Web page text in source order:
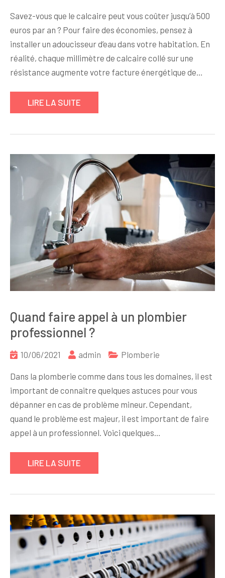
Savez-vous que le calcaire peut vous coûter jusqu’à 500
euros par an ? Pour faire des économies, pensez à
installer un adoucisseur d’eau dans votre habitation. En
réalité, chaque millimètre de calcaire collé sur une
résistance augmente votre facture énergétique de…
LIRE LA SUITE
Quand faire appel à un plombier
professionnel ?
10/06/2021 admin Plomberie
Dans la plomberie comme dans tous les domaines, il est
important de connaitre quelques astuces pour vous
dépanner en cas de problème mineur. Cependant,
quand le problème est majeur, il est important de faire
appel à un professionnel. Voici quelques…
LIRE LA SUITE